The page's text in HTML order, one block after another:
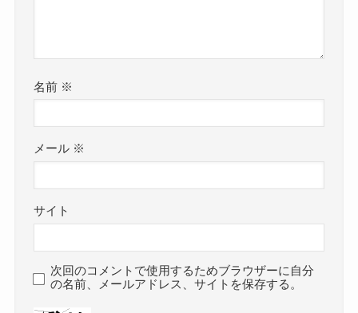
名前 ※
メール ※
サイト
次回のコメントで使用するためブラウザーに自分
の名前、メールアドレス、サイトを保存する。